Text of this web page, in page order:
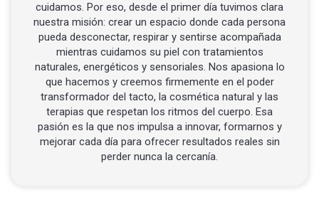
cuidamos. Por eso, desde el primer día tuvimos clara
nuestra misión: crear un espacio donde cada persona
pueda desconectar, respirar y sentirse acompañada
mientras cuidamos su piel con tratamientos
naturales, energéticos y sensoriales. Nos apasiona lo
que hacemos y creemos firmemente en el poder
transformador del tacto, la cosmética natural y las
terapias que respetan los ritmos del cuerpo. Esa
pasión es la que nos impulsa a innovar, formarnos y
mejorar cada día para ofrecer resultados reales sin
perder nunca la cercanía.